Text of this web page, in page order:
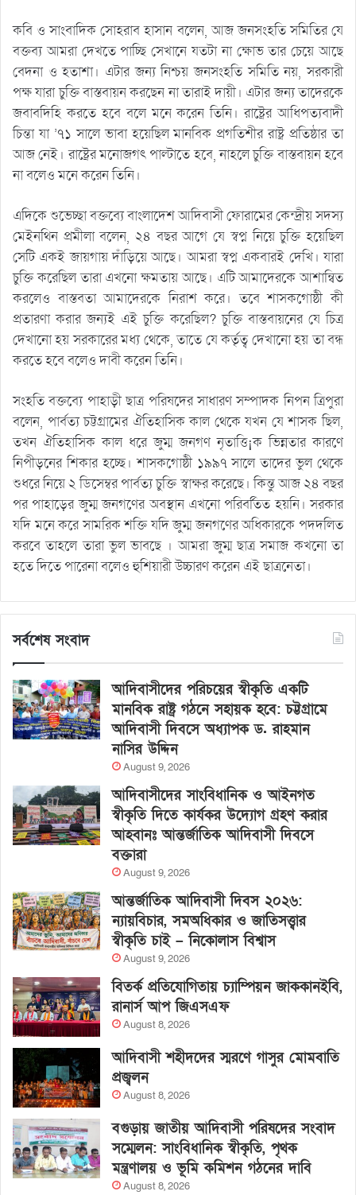
কবি ও সাংবাদিক সোহরাব হাসান বলেন, আজ জনসংহতি সমিতির যে
বক্তব্য আমরা দেখতে পাচ্ছি সেখানে যতটা না ক্ষোভ তার চেয়ে আছে
বেদনা ও হতাশা। এটার জন্য নিশ্চয় জনসংহতি সমিতি নয়, সরকারী
পক্ষ যারা চুক্তি বাস্তবায়ন করছেন না তারাই দায়ী। এটার জন্য তাদেরকে
জবাবদিহি করতে হবে বলে মনে করেন তিনি। রাষ্ট্রের আধিপত্যবাদী
চিন্তা যা ’৭১ সালে ভাবা হয়েছিল মানবিক প্রগতিশীর রাষ্ট্র প্রতিষ্ঠার তা
আজ নেই। রাষ্ট্রের মনোজগৎ পাল্টাতে হবে, নাহলে চুক্তি বাস্তবায়ন হবে
না বলেও মনে করেন তিনি।
এদিকে শুভেচ্ছা বক্তব্যে বাংলাদেশ আদিবাসী ফোরামের কেন্দ্রীয় সদস্য
মেইনথিন প্রমীলা বলেন, ২৪ বছর আগে যে স্বপ্ন নিয়ে চুক্তি হয়েছিল
সেটি একই জায়গায় দাঁড়িয়ে আছে। আমরা স্বপ্ন একবারই দেখি। যারা
চুক্তি করেছিল তারা এখনো ক্ষমতায় আছে। এটি আমাদেরকে আশান্বিত
করলেও বাস্তবতা আমাদেরকে নিরাশ করে। তবে শাসকগোষ্ঠী কী
প্রতারণা করার জন্যই এই চুক্তি করেছিল? চুক্তি বাস্তবায়নের যে চিত্র
দেখানো হয় সরকারের মধ্য থেকে, তাতে যে কর্তৃত্ব দেখানো হয় তা বন্ধ
করতে হবে বলেও দাবী করেন তিনি।
সংহতি বক্তব্যে পাহাড়ী ছাত্র পরিষদের সাধারণ সম্পাদক নিপন ত্রিপুরা
বলেন, পার্বত্য চট্টগ্রামের ঐতিহাসিক কাল থেকে যখন যে শাসক ছিল,
তখন ঐতিহাসিক কাল ধরে জুম্ম জনগণ নৃতাত্তি¡ক ভিন্নতার কারণে
নিপীড়নের শিকার হচ্ছে। শাসকগোষ্ঠী ১৯৯৭ সালে তাদের ভুল থেকে
শুধরে নিয়ে ২ ডিসেম্বর পার্বত্য চুক্তি স্বাক্ষর করেছে। কিন্তু আজ ২৪ বছর
পর পাহাড়ের জুম্ম জনগণের অবস্থান এখনো পরিবর্তিত হয়নি। সরকার
যদি মনে করে সামরিক শক্তি যদি জুম্ম জনগণের অধিকারকে পদদলিত
করবে তাহলে তারা ভুল ভাবছে । আমরা জুম্ম ছাত্র সমাজ কখনো তা
হতে দিতে পারেনা বলেও হুশিয়ারী উচ্চারণ করেন এই ছাত্রনেতা।
সর্বশেষ সংবাদ
আদিবাসীদের পরিচয়ের স্বীকৃতি একটি
মানবিক রাষ্ট্র গঠনে সহায়ক হবে: চট্টগ্রামে
আদিবাসী দিবসে অধ্যাপক ড. রাহমান
নাসির উদ্দিন
August 9, 2026
আদিবাসীদের সাংবিধানিক ও আইনগত
স্বীকৃতি দিতে কার্যকর উদ্যোগ গ্রহণ করার
আহবানঃ আন্তর্জাতিক আদিবাসী দিবসে
বক্তারা
August 9, 2026
আন্তর্জাতিক আদিবাসী দিবস ২০২৬:
ন্যায়বিচার, সমঅধিকার ও জাতিসত্ত্বার
স্বীকৃতি চাই – নিকোলাস বিশ্বাস
August 9, 2026
বিতর্ক প্রতিযোগিতায় চ্যাম্পিয়ন জাককানইবি,
রানার্স আপ জিএসএফ
August 8, 2026
আদিবাসী শহীদদের স্মরণে গাসুর মোমবাতি
প্রজ্বলন
August 8, 2026
বগুড়ায় জাতীয় আদিবাসী পরিষদের সংবাদ
সম্মেলন: সাংবিধানিক স্বীকৃতি, পৃথক
মন্ত্রণালয় ও ভূমি কমিশন গঠনের দাবি
August 8, 2026